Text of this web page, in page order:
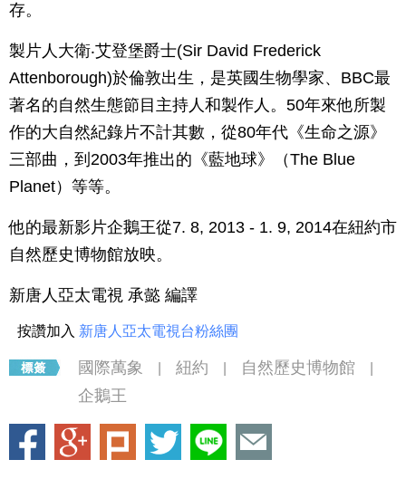
存。
製片人大衛‧艾登堡爵士(Sir David Frederick
Attenborough)於倫敦出生，是英國生物學家、BBC最
著名的自然生態節目主持人和製作人。50年來他所製
作的大自然紀錄片不計其數，從80年代《生命之源》
三部曲，到2003年推出的《藍地球》（The Blue
Planet）等等。
他的最新影片企鵝王從7. 8, 2013 - 1. 9, 2014在紐約市
自然歷史博物館放映。
新唐人亞太電視 承懿 編譯
按讚加入 新唐人亞太電視台粉絲團
國際萬象 紐約 自然歷史博物館
企鵝王